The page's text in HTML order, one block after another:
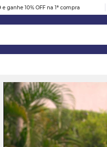
e ganhe 10% OFF na 1ª compra
BARBERA D'ALBA